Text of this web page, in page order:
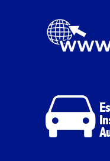
Recaudos y
medio publicitario
para instalación de
publicitaria).
Recaudos y